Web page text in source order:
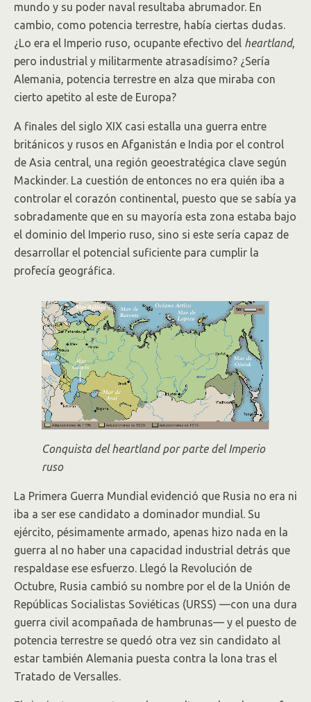
mundo y su poder naval resultaba abrumador. En
cambio, como potencia terrestre, había ciertas dudas.
¿Lo era el Imperio ruso, ocupante efectivo del heartland,
pero industrial y militarmente atrasadísimo? ¿Sería
Alemania, potencia terrestre en alza que miraba con
cierto apetito al este de Europa?
A finales del siglo XIX casi estalla una guerra entre
británicos y rusos en Afganistán e India por el control
de Asia central, una región geoestratégica clave según
Mackinder. La cuestión de entonces no era quién iba a
controlar el corazón continental, puesto que se sabía ya
sobradamente que en su mayoría esta zona estaba bajo
el dominio del Imperio ruso, sino si este sería capaz de
desarrollar el potencial suficiente para cumplir la
profecía geográfica.
Conquista del heartland por parte del Imperio
ruso
La Primera Guerra Mundial evidenció que Rusia no era ni
iba a ser ese candidato a dominador mundial. Su
ejército, pésimamente armado, apenas hizo nada en la
guerra al no haber una capacidad industrial detrás que
respaldase ese esfuerzo. Llegó la Revolución de
Octubre, Rusia cambió su nombre por el de la Unión de
Repúblicas Socialistas Soviéticas (URSS) —con una dura
guerra civil acompañada de hambrunas— y el puesto de
potencia terrestre se quedó otra vez sin candidato al
estar también Alemania puesta contra la lona tras el
Tratado de Versalles.